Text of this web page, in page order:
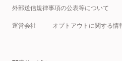
外部送信規律事項の公表等について
運営会社 オプトアウトに関する情